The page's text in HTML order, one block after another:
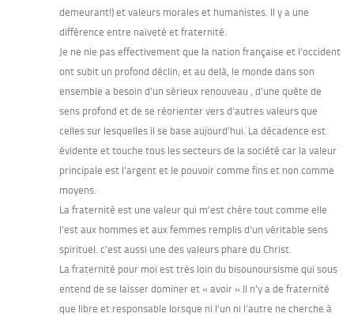
demeurant!) et valeurs morales et humanistes. Il y a une
différence entre naïveté et fraternité.
Je ne nie pas effectivement que la nation française et l’occident
ont subit un profond déclin; et au delà, le monde dans son
ensemble a besoin d’un sérieux renouveau , d’une quête de
sens profond et de se réorienter vers d’autres valeurs que
celles sur lesquelles il se base aujourd’hui. La décadence est
évidente et touche tous les secteurs de la société car la valeur
principale est l’argent et le pouvoir comme fins et non comme
moyens.
La fraternité est une valeur qui m’est chère tout comme elle
l’est aux hommes et aux femmes remplis d’un véritable sens
spirituel. c’est aussi une des valeurs phare du Christ.
La fraternité pour moi est très loin du bisounoursisme qui sous
entend de se laisser dominer et « avoir ».Il n’y a de fraternité
que libre et responsable lorsque ni l’un ni l’autre ne cherche à